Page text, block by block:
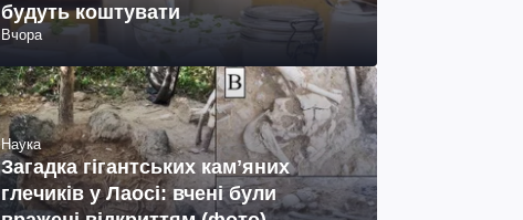
будуть коштувати
Вчора
Наука
Загадка гігантських камʼяних
глечиків у Лаосі: вчені були